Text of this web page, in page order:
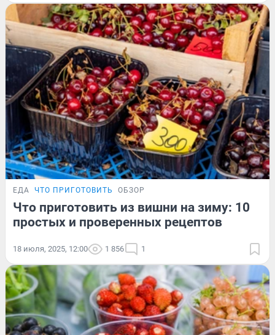
ЕДА ЧТО ПРИГОТОВИТЬ ОБЗОР
Что приготовить из вишни на зиму: 10
простых и проверенных рецептов
18 июля, 2025, 12:00 1 856 1